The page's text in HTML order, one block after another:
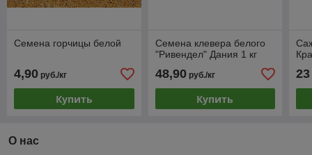
Семена горчицы белой
4,90 руб./кг
Купить
Семена клевера белого
"Ривендел" Дания 1 кг
48,90руб./кг
Купить
23
О нас